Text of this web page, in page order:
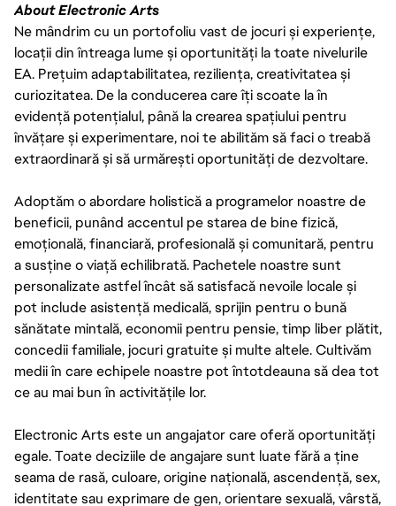
About Electronic Arts
Ne mândrim cu un portofoliu vast de jocuri și experiențe,
locații din întreaga lume și oportunități la toate nivelurile
EA. Prețuim adaptabilitatea, reziliența, creativitatea și
curiozitatea. De la conducerea care îți scoate la în
evidență potențialul, până la crearea spațiului pentru
învățare și experimentare, noi te abilităm să faci o treabă
extraordinară și să urmărești oportunități de dezvoltare.
Adoptăm o abordare holistică a programelor noastre de
beneficii, punând accentul pe starea de bine fizică,
emoțională, financiară, profesională și comunitară, pentru
a susține o viață echilibrată. Pachetele noastre sunt
personalizate astfel încât să satisfacă nevoile locale și
pot include asistență medicală, sprijin pentru o bună
sănătate mintală, economii pentru pensie, timp liber plătit,
concedii familiale, jocuri gratuite și multe altele. Cultivăm
medii în care echipele noastre pot întotdeauna să dea tot
ce au mai bun în activitățile lor.
Electronic Arts este un angajator care oferă oportunități
egale. Toate deciziile de angajare sunt luate fără a ține
seama de rasă, culoare, origine națională, ascendență, sex,
identitate sau exprimare de gen, orientare sexuală, vârstă,